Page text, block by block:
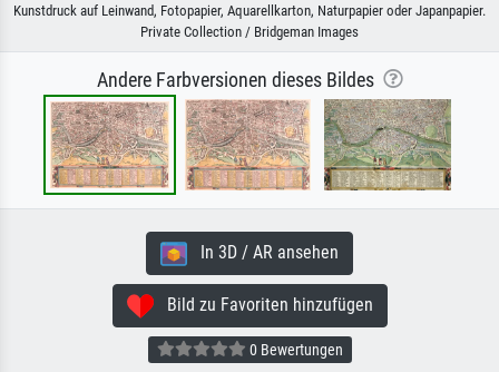
Kunstdruck auf Leinwand, Fotopapier, Aquarellkarton, Naturpapier oder Japanpapier.
Private Collection / Bridgeman Images
Andere Farbversionen dieses Bildes
In 3D / AR ansehen
Bild zu Favoriten hinzufügen
0 Bewertungen